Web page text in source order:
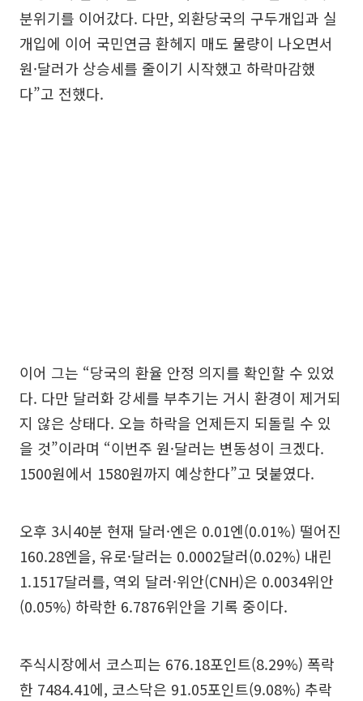
분위기를 이어갔다. 다만, 외환당국의 구두개입과 실
개입에 이어 국민연금 환헤지 매도 물량이 나오면서
원·달러가 상승세를 줄이기 시작했고 하락마감했
다”고 전했다.
이어 그는 “당국의 환율 안정 의지를 확인할 수 있었
다. 다만 달러화 강세를 부추기는 거시 환경이 제거되
지 않은 상태다. 오늘 하락을 언제든지 되돌릴 수 있
을 것”이라며 “이번주 원·달러는 변동성이 크겠다.
1500원에서 1580원까지 예상한다”고 덧붙였다.
오후 3시40분 현재 달러·엔은 0.01엔(0.01%) 떨어진
160.28엔을, 유로·달러는 0.0002달러(0.02%) 내린
1.1517달러를, 역외 달러·위안(CNH)은 0.0034위안
(0.05%) 하락한 6.7876위안을 기록 중이다.
주식시장에서 코스피는 676.18포인트(8.29%) 폭락
한 7484.41에, 코스닥은 91.05포인트(9.08%) 추락